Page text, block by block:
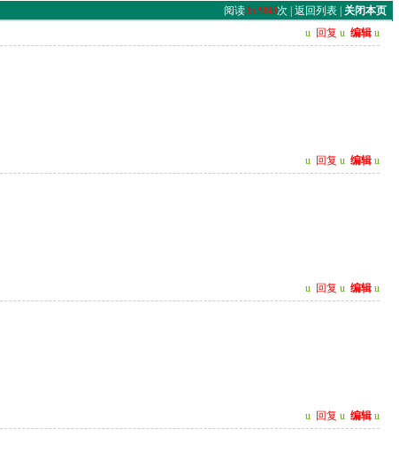
阅读352898次 | 返回列表| 关闭本页
u 回复 u 编辑 u
u 回复 u 编辑 u
u 回复 u 编辑 u
u 回复 u 编辑 u